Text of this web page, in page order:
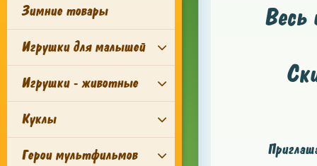
Зимние товары
Игрушки для малышей
Игрушки - животные
Куклы
Герои мультфильмов
Весь